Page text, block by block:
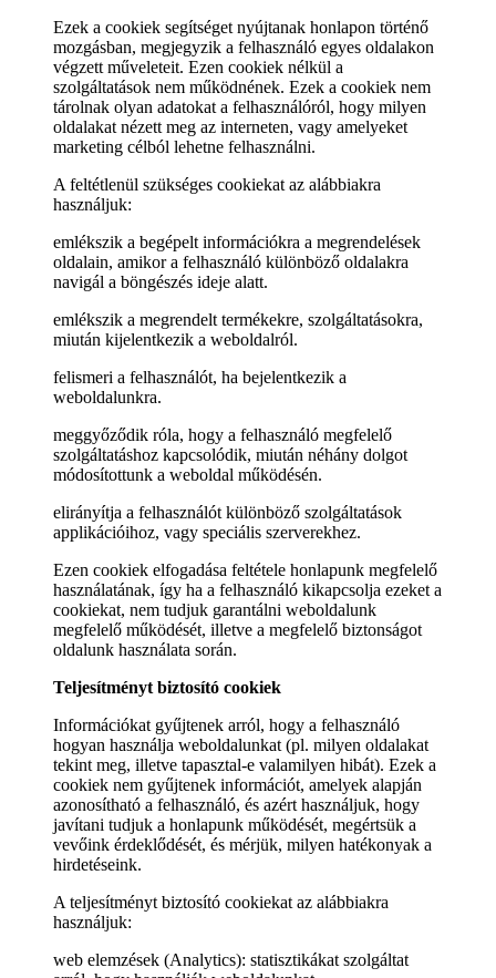
Ezek a cookiek segítséget nyújtanak honlapon történő
mozgásban, megjegyzik a felhasználó egyes oldalakon
végzett műveleteit. Ezen cookiek nélkül a
szolgáltatások nem működnének. Ezek a cookiek nem
tárolnak olyan adatokat a felhasználóról, hogy milyen
oldalakat nézett meg az interneten, vagy amelyeket
marketing célból lehetne felhasználni.
A feltétlenül szükséges cookiekat az alábbiakra
használjuk:
emlékszik a begépelt információkra a megrendelések
oldalain, amikor a felhasználó különböző oldalakra
navigál a böngészés ideje alatt.
emlékszik a megrendelt termékekre, szolgáltatásokra,
miután kijelentkezik a weboldalról.
felismeri a felhasználót, ha bejelentkezik a
weboldalunkra.
meggyőződik róla, hogy a felhasználó megfelelő
szolgáltatáshoz kapcsolódik, miután néhány dolgot
módosítottunk a weboldal működésén.
elirányítja a felhasználót különböző szolgáltatások
applikációihoz, vagy speciális szerverekhez.
Ezen cookiek elfogadása feltétele honlapunk megfelelő
használatának, így ha a felhasználó kikapcsolja ezeket a
cookiekat, nem tudjuk garantálni weboldalunk
megfelelő működését, illetve a megfelelő biztonságot
oldalunk használata során.
Teljesítményt biztosító cookiek
Információkat gyűjtenek arról, hogy a felhasználó
hogyan használja weboldalunkat (pl. milyen oldalakat
tekint meg, illetve tapasztal-e valamilyen hibát). Ezek a
cookiek nem gyűjtenek információt, amelyek alapján
azonosítható a felhasználó, és azért használjuk, hogy
javítani tudjuk a honlapunk működését, megértsük a
vevőink érdeklődését, és mérjük, milyen hatékonyak a
hirdetéseink.
A teljesítményt biztosító cookiekat az alábbiakra
használjuk:
web elemzések (Analytics): statisztikákat szolgáltat